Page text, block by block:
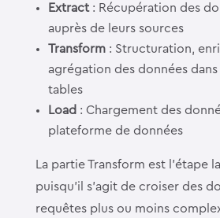
Extract : Récupération des
auprès de leurs sources
Transform : Structuration,
agrégation des données
tables
Load : Chargement des
plateforme de données
La partie Transform est l’étape
puisqu’il s’agit de croiser des
requêtes plus ou moins